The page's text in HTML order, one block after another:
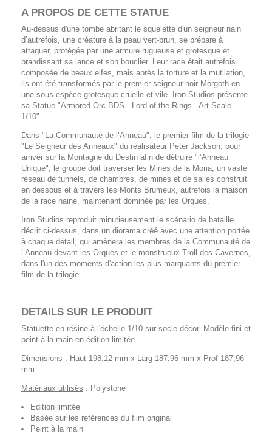
A PROPOS DE CETTE STATUE
Au-dessus d'une tombe abritant le squelette d'un seigneur nain
d’autrefois, une créature à la peau vert-brun, se prépare à
attaquer, protégée par une armure rugueuse et grotesque et
brandissant sa lance et son bouclier. Leur race était autrefois
composée de beaux elfes, mais après la torture et la mutilation,
ils ont été transformés par le premier seigneur noir Morgoth en
une sous-espèce grotesque cruelle et vile. Iron Studios présente
sa Statue "Armored Orc BDS - Lord of the Rings - Art Scale
1/10".
Dans "La Communauté de l’Anneau", le premier film de la trilogie
"Le Seigneur des Anneaux" du réalisateur Peter Jackson, pour
arriver sur la Montagne du Destin afin de détruire "l’Anneau
Unique", le groupe doit traverser les Mines de la Moria, un vaste
réseau de tunnels, de chambres, de mines et de salles construit
en dessous et à travers les Monts Brumeux, autrefois la maison
de la race naine, maintenant dominée par les Orques.
Iron Studios reproduit minutieusement le scénario de bataille
décrit ci-dessus, dans un diorama créé avec une attention portée
à chaque détail, qui amènera les membres de la Communauté de
l’Anneau devant les Orques et le monstrueux Troll des Cavernes,
dans l'un des moments d'action les plus marquants du premier
film de la trilogie.
DETAILS SUR LE PRODUIT
Statuette en résine à l'échelle 1/10 sur socle décor. Modèle fini et
peint à la main en édition limitée.
Dimensions : Haut 198,12 mm x Larg 187,96 mm x Prof 187,96
mm
Matériaux utilisés : Polystone
Edition limitée
Basée sur les références du film original
Peint à la main